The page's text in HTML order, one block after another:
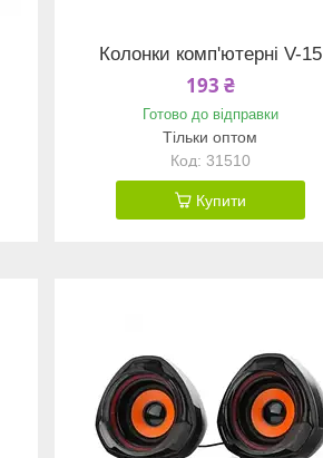
Колонки комп'ютерні V-15
193 ₴
Готово до відправки
Тільки оптом
31510
Купити